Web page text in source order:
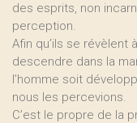
des esprits, non
perception.
Afin qu’ils se révèlent
descendre dans la
l’homme soit
nous les percevions.
C’est le propre de la